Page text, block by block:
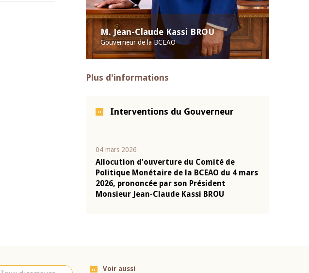
M. Jean-Claude Kassi BROU
Gouverneur de la BCEAO
Plus d'informations
Interventions du Gouverneur
04 mars 2026
Allocution d'ouverture du Comité de
Politique Monétaire de la BCEAO du 4 mars
2026, prononcée par son Président
Monsieur Jean-Claude Kassi BROU
Voir aussi